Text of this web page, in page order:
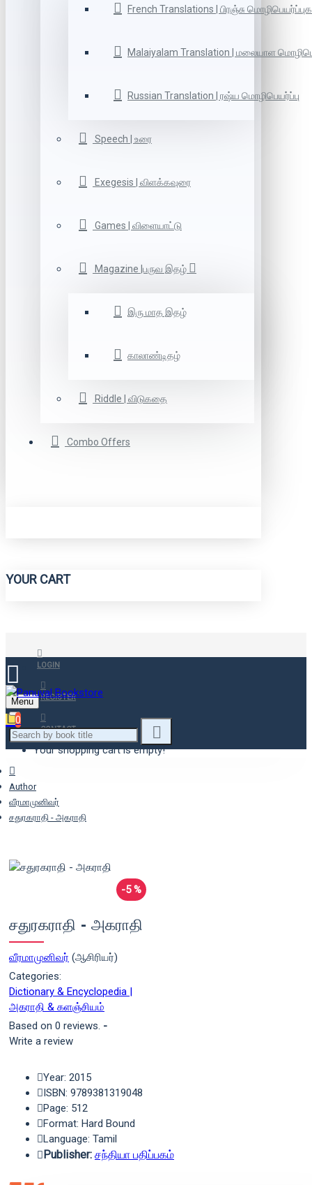
French Translations | பிரஞ்சு
Malaiyalam Translation | மலையாள
Russian Translation | ரஷ்ய மொழிபெயர்ப்பு
Speech | உரை
Exegesis | விளக்கவுரை
Games | விளையாட்டு
Magazine |பருவ இதழ்
இரு மாத இதழ்
காலாண்டிதழ்
Riddle | விடுகதை
Combo Offers
YOUR CART
LOGIN
REGISTER
CONTACT
Menu
0
Your shopping cart is empty!
Author
வீரமாமுனிவர்
சதுரகராதி - அகராதி
-5 %
சதுரகராதி - அகராதி
வீரமாமுனிவர் (ஆசிரியர்)
Categories:
Dictionary & Encyclopedia |
அகராதி & களஞ்சியம்
Based on 0 reviews. -
Write a review
Year: 2015
ISBN: 9789381319048
Page: 512
Format: Hard Bound
Language: Tamil
Publisher: சந்தியா பதிப்பகம்